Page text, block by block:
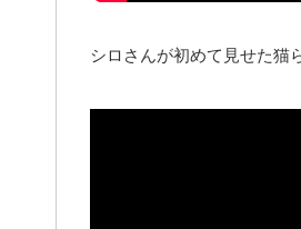
シロさんが初めて見せた猫